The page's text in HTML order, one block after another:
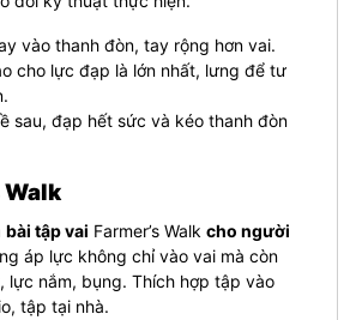
vào thanh đòn, tay rộng hơn vai.
cho lực đạp là lớn nhất, lưng để tư
sau, đạp hết sức và kéo thanh đòn
Walk
bài tập vai Farmer’s Walk cho người
áp lực không chỉ vào vai mà còn
lực nắm, bụng. Thích hợp tập vào
tập tại nhà.